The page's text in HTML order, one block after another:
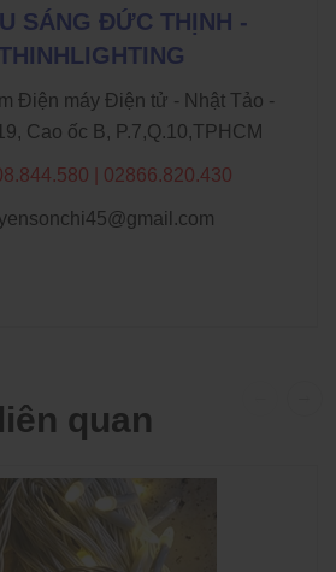
SÁNG ĐỨC THỊNH -
Điện máy Điện tử - Nhật Tảo -
Cao ốc B, P.7,Q.10,TPHCM
| 02866.820.430
quan